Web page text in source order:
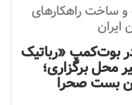
و ساخت راهکارهای
ایران
بوت‌کمپ«رباتیک
محل برگزاری؛
بست صحرا